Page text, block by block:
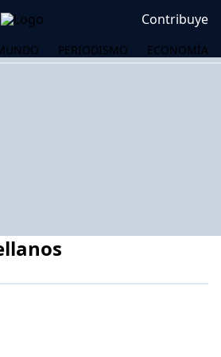
Contribuye
PERIODISMO ECONOMÍA